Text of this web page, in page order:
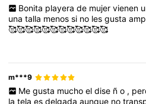
Bonita playera de mujer vienen
unatalla menossi no lesgusta
🥰🥰🥰🥰🥰🥰🥰🥰🥰🥰🥰🥰
m***9
Me gusta mucho el dise ñ o ,
latelaesdelgadaaunque no